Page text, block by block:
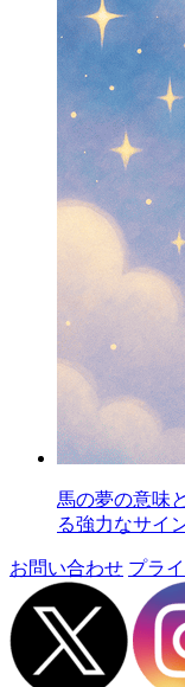
馬の夢の意味
る強力なサイ
お問い合わせ プラ